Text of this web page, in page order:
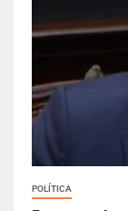
POLÍTICA